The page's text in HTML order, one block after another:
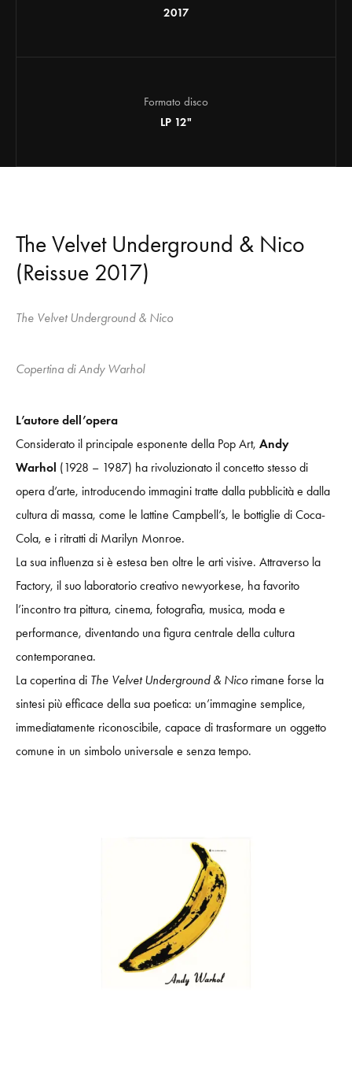
2017
Formato disco
LP 12"
The Velvet Underground & Nico
(Reissue 2017)
The Velvet Underground & Nico
Copertina di Andy Warhol
L’autore dell’opera
Considerato il principale esponente della Pop Art, Andy
Warhol (1928 – 1987) ha rivoluzionato il concetto stesso di
opera d’arte, introducendo immagini tratte dalla pubblicità e dalla
cultura di massa, come le lattine Campbell’s, le bottiglie di Coca-
Cola, e i ritratti di Marilyn Monroe.
La sua influenza si è estesa ben oltre le arti visive. Attraverso la
Factory, il suo laboratorio creativo newyorkese, ha favorito
l’incontro tra pittura, cinema, fotografia, musica, moda e
performance, diventando una figura centrale della cultura
contemporanea.
La copertina di The Velvet Underground & Nicorimane forse la
sintesi più efficace della sua poetica: un’immagine semplice,
immediatamente riconoscibile, capace di trasformare un oggetto
comune in un simbolo universale e senza tempo.